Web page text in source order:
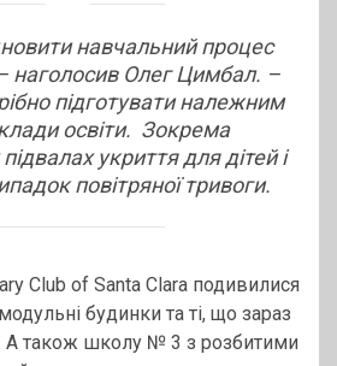
навчальний процес
наголосив Олег Цимбал. –
підготувати належним
освіти. Зокрема
укриття для дітей і
повітряної тривоги.
Club of Santa Clara подивилися
будинки та ті, що зараз
А також школу № 3 з розбитими